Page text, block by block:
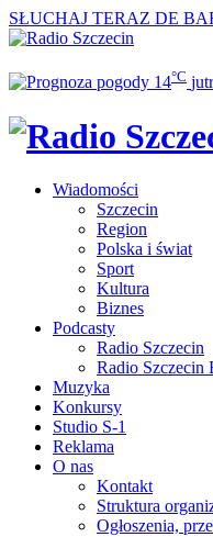
SŁUCHAJ TERAZ DE
14°C
Wiadomości
Szczecin
Region
Polska i świat
Sport
Kultura
Biznes
Podcasty
Radio Szczecin
Radio Szczecin
Muzyka
Konkursy
Studio S-1
Reklama
O nas
Kontakt
Struktura
Ogłoszenia,